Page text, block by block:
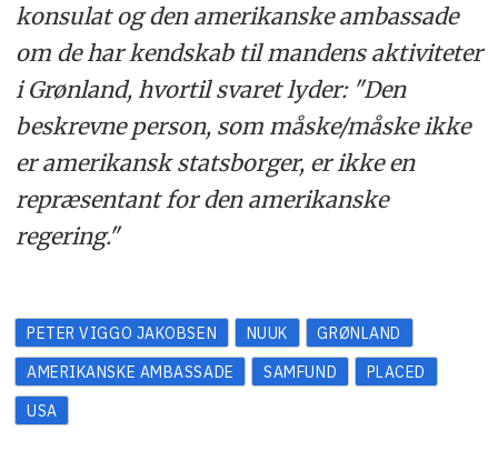
konsulat og den amerikanske ambassade
om de har kendskab til mandens aktiviteter
i Grønland, hvortil svaret lyder: "Den
beskrevne person, som måske/måske ikke
er amerikansk statsborger, er ikke en
repræsentant for den amerikanske
regering."
PETER VIGGO JAKOBSEN NUUK
GRØNLAND
AMERIKANSKE AMBASSADE
SAMFUND
PLACED
USA